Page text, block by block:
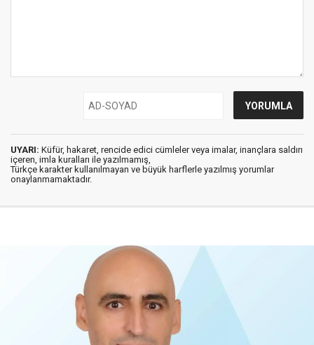
UYARI: Küfür, hakaret, rencide edici cümleler veya imalar, inançlara saldırı
içeren, imla kuralları ile yazılmamış,
Türkçe karakter kullanılmayan ve büyük harflerle yazılmış yorumlar
onaylanmamaktadır.